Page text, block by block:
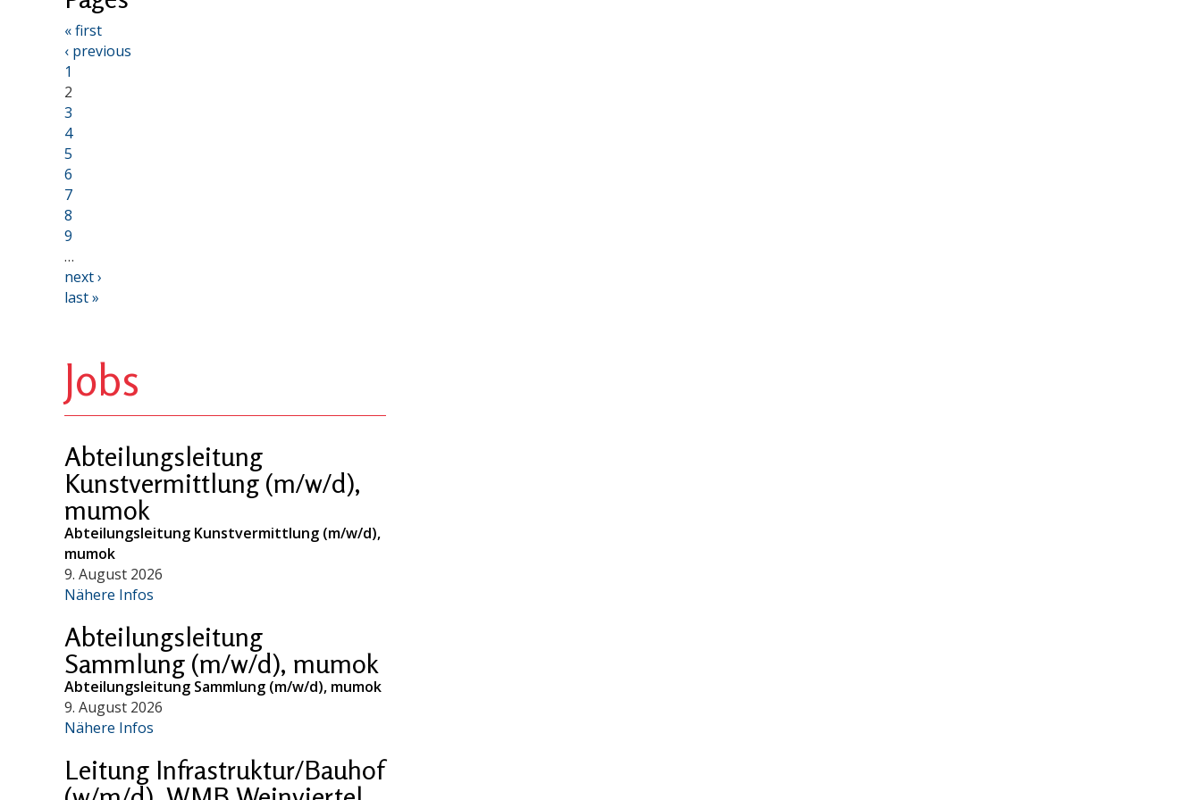
« first
‹ previous
1
2
3
4
5
6
7
8
9
…
next ›
last »
Jobs
Abteilungsleitung
Kunstvermittlung (m/w/d),
mumok
Abteilungsleitung Kunstvermittlung (m/w/d),
mumok
9. August 2026
Nähere Infos
Abteilungsleitung
Sammlung (m/w/d), mumok
Abteilungsleitung Sammlung (m/w/d), mumok
9. August 2026
Nähere Infos
Leitung Infrastruktur/Bauhof